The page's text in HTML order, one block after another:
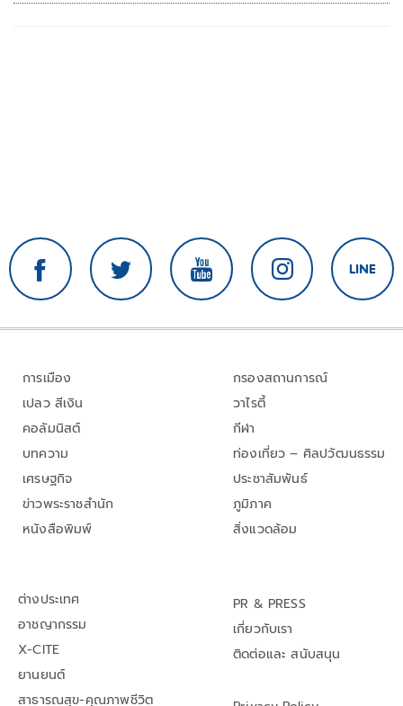
การเมือง
เปลว สีเงิน
คอลัมนิสต์
บทความ
เศรษฐกิจ
ข่าวพระราชสำนัก
หนังสือพิมพ์
กรองสถานการณ์
วาไรตี้
กีฬา
ท่องเที่ยว – ศิลปวัฒนธรรม
ประชาสัมพันธ์
ภูมิภาค
สิ่งแวดล้อม
ต่างประเทศ
อาชญากรรม
X-CITE
ยานยนต์
สาธารณสุข-คุณภาพชีวิต
PR & PRESS
เกี่ยวกับเรา
ติดต่อและ สนับสนุน